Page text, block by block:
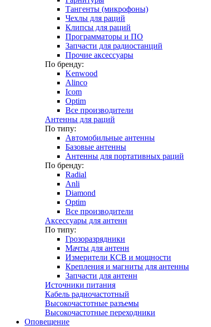
Тангенты (микрофоны)
Чехлы для раций
Клипсы для раций
Программаторы и ПО
Запчасти для радиостанций
Прочие аксессуары
По бренду:
Kenwood
Alinco
Icom
Optim
Все производители
Антенны для раций
По типу:
Автомобильные антенны
Базовые антенны
Антенны для портативных раций
По бренду:
Radial
Anli
Diamond
Optim
Все производители
Аксессуары для антенн
По типу:
Грозоразрядники
Мачты для антенн
Измерители КСВ и мощности
Крепления и магниты для антенны
Запчасти для антенн
Источники питания
Кабель радиочастотный
Высокочастотные разъемы
Высокочастотные переходники
Оповещение